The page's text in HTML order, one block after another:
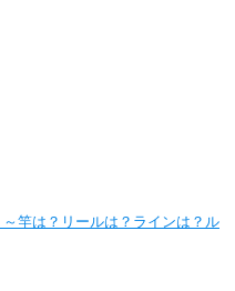
竿は？リールは？ラインは？ル